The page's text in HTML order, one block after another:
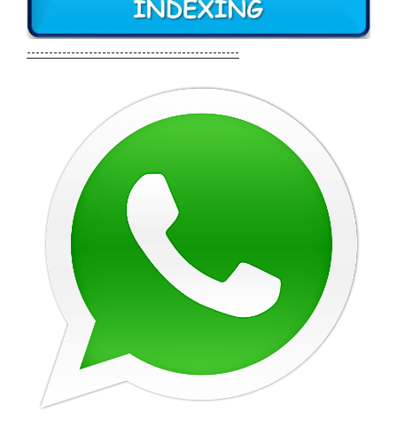
------------------------------------------------